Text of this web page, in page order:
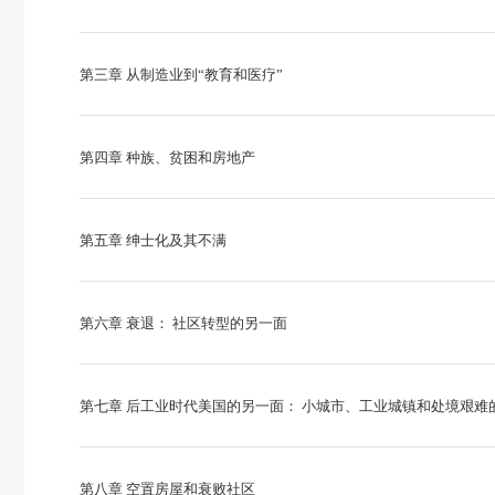
第三章 从制造业到“教育和医疗”
第四章 种族、贫困和房地产
第五章 绅士化及其不满
第六章 衰退： 社区转型的另一面
第七章 后工业时代美国的另一面： 小城市、工业城镇和处境艰难
第八章 空置房屋和衰败社区